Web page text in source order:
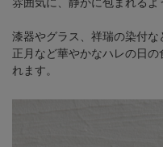
漆器やグラス、祥瑞の染付
正月など華やかなハレの日の
れます。